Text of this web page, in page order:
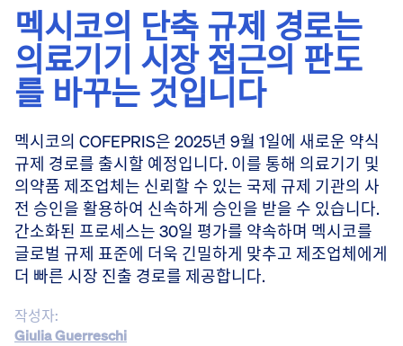
멕시코의 단축 규제 경로는
의료기기 시장 접근의 판도
를 바꾸는 것입니다
멕시코의 COFEPRIS은 2025년 9월 1일에 새로운 약식
규제 경로를 출시할 예정입니다. 이를 통해 의료기기 및
의약품 제조업체는 신뢰할 수 있는 국제 규제 기관의 사
전 승인을 활용하여 신속하게 승인을 받을 수 있습니다.
간소화된 프로세스는 30일 평가를 약속하며 멕시코를
글로벌 규제 표준에 더욱 긴밀하게 맞추고 제조업체에게
더 빠른 시장 진출 경로를 제공합니다.
작성자:
Giulia Guerreschi